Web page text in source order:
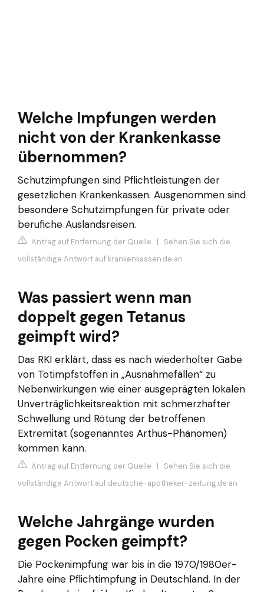
Welche Impfungen werden
nicht von der Krankenkasse
übernommen?
Schutzimpfungen sind Pflichtleistungen der
gesetzlichen Krankenkassen. Ausgenommen sind
besondere Schutzimpfungen für private oder
berufiche Auslandsreisen.
Antrag auf Entfernung der Quelle | Sehen Sie sich die
vollständige Antwort auf krankenkassen.de an
Was passiert wenn man
doppelt gegen Tetanus
geimpft wird?
Das RKI erklärt, dass es nach wiederholter Gabe
von Totimpfstoffen in „Ausnahmefällen“ zu
Nebenwirkungen wie einer ausgeprägten lokalen
Unverträglichkeitsreaktion mit schmerzhafter
Schwellung und Rötung der betroffenen
Extremität (sogenanntes Arthus-Phänomen)
kommen kann.
Antrag auf Entfernung der Quelle | Sehen Sie sich die
vollständige Antwort auf deutsche-apotheker-zeitung.de an
Welche Jahrgänge wurden
gegen Pocken geimpft?
Die Pockenimpfung war bis in die 1970/1980er-
Jahre eine Pflichtimpfung in Deutschland. In der